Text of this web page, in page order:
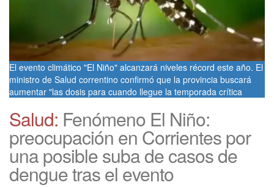
El evento climático "El Niño" alcanzará niveles récord este año. El
ministro de Salud correntino confirmó que la provincia buscará
aumentar "las dosis para cuando llegue la temporada crítica
Salud: Fenómeno El Niño:
preocupación en Corrientes por
una posible suba de casos de
dengue tras el evento